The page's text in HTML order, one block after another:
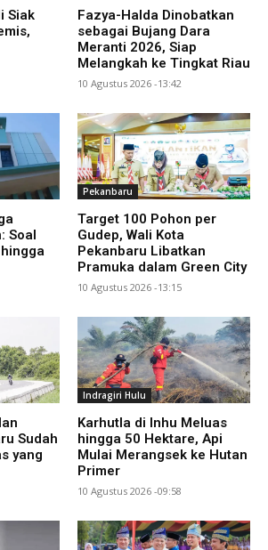
Siak
Fazya-Halda Dinobatkan
sebagai Bujang Dara
Meranti 2026, Siap
Melangkah ke Tingkat Riau
10 Agustus 2026 -13:42
Soal
Pekanbaru
Target 100 Pohon per
Gudep, Wali Kota
Pekanbaru Libatkan
Pramuka dalam Green City
10 Agustus 2026 -13:15
Sudah
yang
Indragiri Hulu
Karhutla di Inhu Meluas
hingga 50 Hektare, Api
Mulai Merangsek ke Hutan
Primer
10 Agustus 2026 -09:58